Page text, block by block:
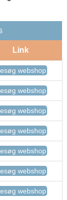
Link
webshop
webshop
webshop
webshop
webshop
webshop
webshop